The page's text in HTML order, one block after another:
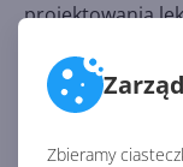
Zbieramy
projektowania
uczenia